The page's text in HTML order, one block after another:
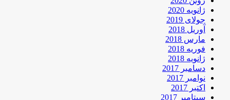
ژانویه 2020
جولای 2019
آوریل 2018
مارس 2018
فوریه 2018
ژانویه 2018
دسامبر 2017
نوامبر 2017
اکتبر 2017
سپتامبر 2017